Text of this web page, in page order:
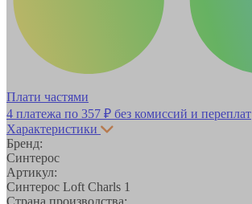
Плати частями
4 платежа по 357 ₽ без комиссий и переплат
Характеристики
Бренд:
Синтерос
Артикул:
Синтерос Loft Charls 1
Страна производства: